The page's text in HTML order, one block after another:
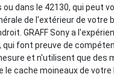
dans le 42130, qui peut
de l'extérieur de votre
GRAFF Sony a
font preuve de
et n'utilisent que des
le cache moineaux de